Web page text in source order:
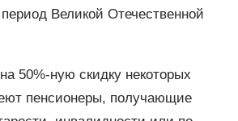
Великой Отечественной
50%-ную скидку некоторых
пенсионеры, получающие